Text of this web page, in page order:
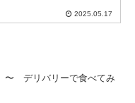
別メニュー！
2025.05.17
〜 デリバリーで食べてみ